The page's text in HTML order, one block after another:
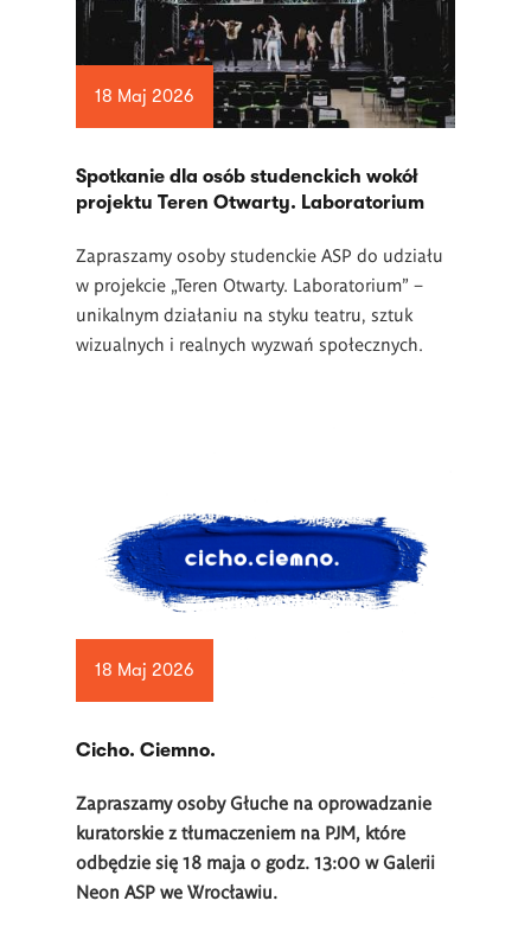
18 Maj 2026
Spotkanie dla osób studenckich wokół
projektu Teren Otwarty. Laboratorium
Zapraszamy osoby studenckie ASP do udziału
w projekcie „Teren Otwarty. Laboratorium” –
unikalnym działaniu na styku teatru, sztuk
wizualnych i realnych wyzwań społecznych.
18 Maj 2026
Cicho. Ciemno.
Zapraszamy osoby Głuche na oprowadzanie
kuratorskie z tłumaczeniem na PJM, które
odbędzie się 18 maja o godz. 13:00 w Galerii
Neon ASP we Wrocławiu.